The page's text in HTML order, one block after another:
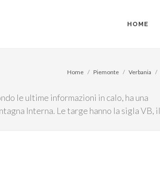
HOME
le ultime informazioni in calo, ha una
Interna. Le targe hanno la sigla VB, il
Home Piemonte Verbania